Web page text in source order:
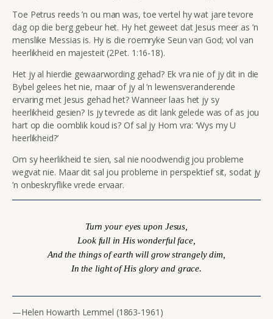
Toe Petrus reeds ’n ou man was, toe vertel hy wat jare tevore
dag op die berg gebeur het. Hy het geweet dat Jesus meer as ’n
menslike Messias is. Hy is die roemryke Seun van God; vol van
heerlikheid en majesteit (2Pet. 1:16-18).
Het jy al hierdie gewaarwording gehad? Ek vra nie of jy dit in die
Bybel gelees het nie, maar of jy al ’n lewensveranderende
ervaring met Jesus gehad het? Wanneer laas het jy sy
heerlikheid gesien? Is jy tevrede as dit lank gelede was of as jou
hart op die oomblik koud is? Of sal jy Hom vra: ‘Wys my U
heerlikheid?’
Om sy heerlikheid te sien, sal nie noodwendig jou probleme
wegvat nie. Maar dit sal jou probleme in perspektief sit, sodat jy
’n onbeskryflike vrede ervaar.
Turn your eyes upon Jesus,
Look full in His wonderful face,
And the things of earth will grow strangely dim,
In the light of His glory and grace.
—Helen Howarth Lemmel (1863-1961)